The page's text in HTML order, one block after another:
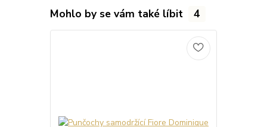
Mohlo by se vám také líbit 4